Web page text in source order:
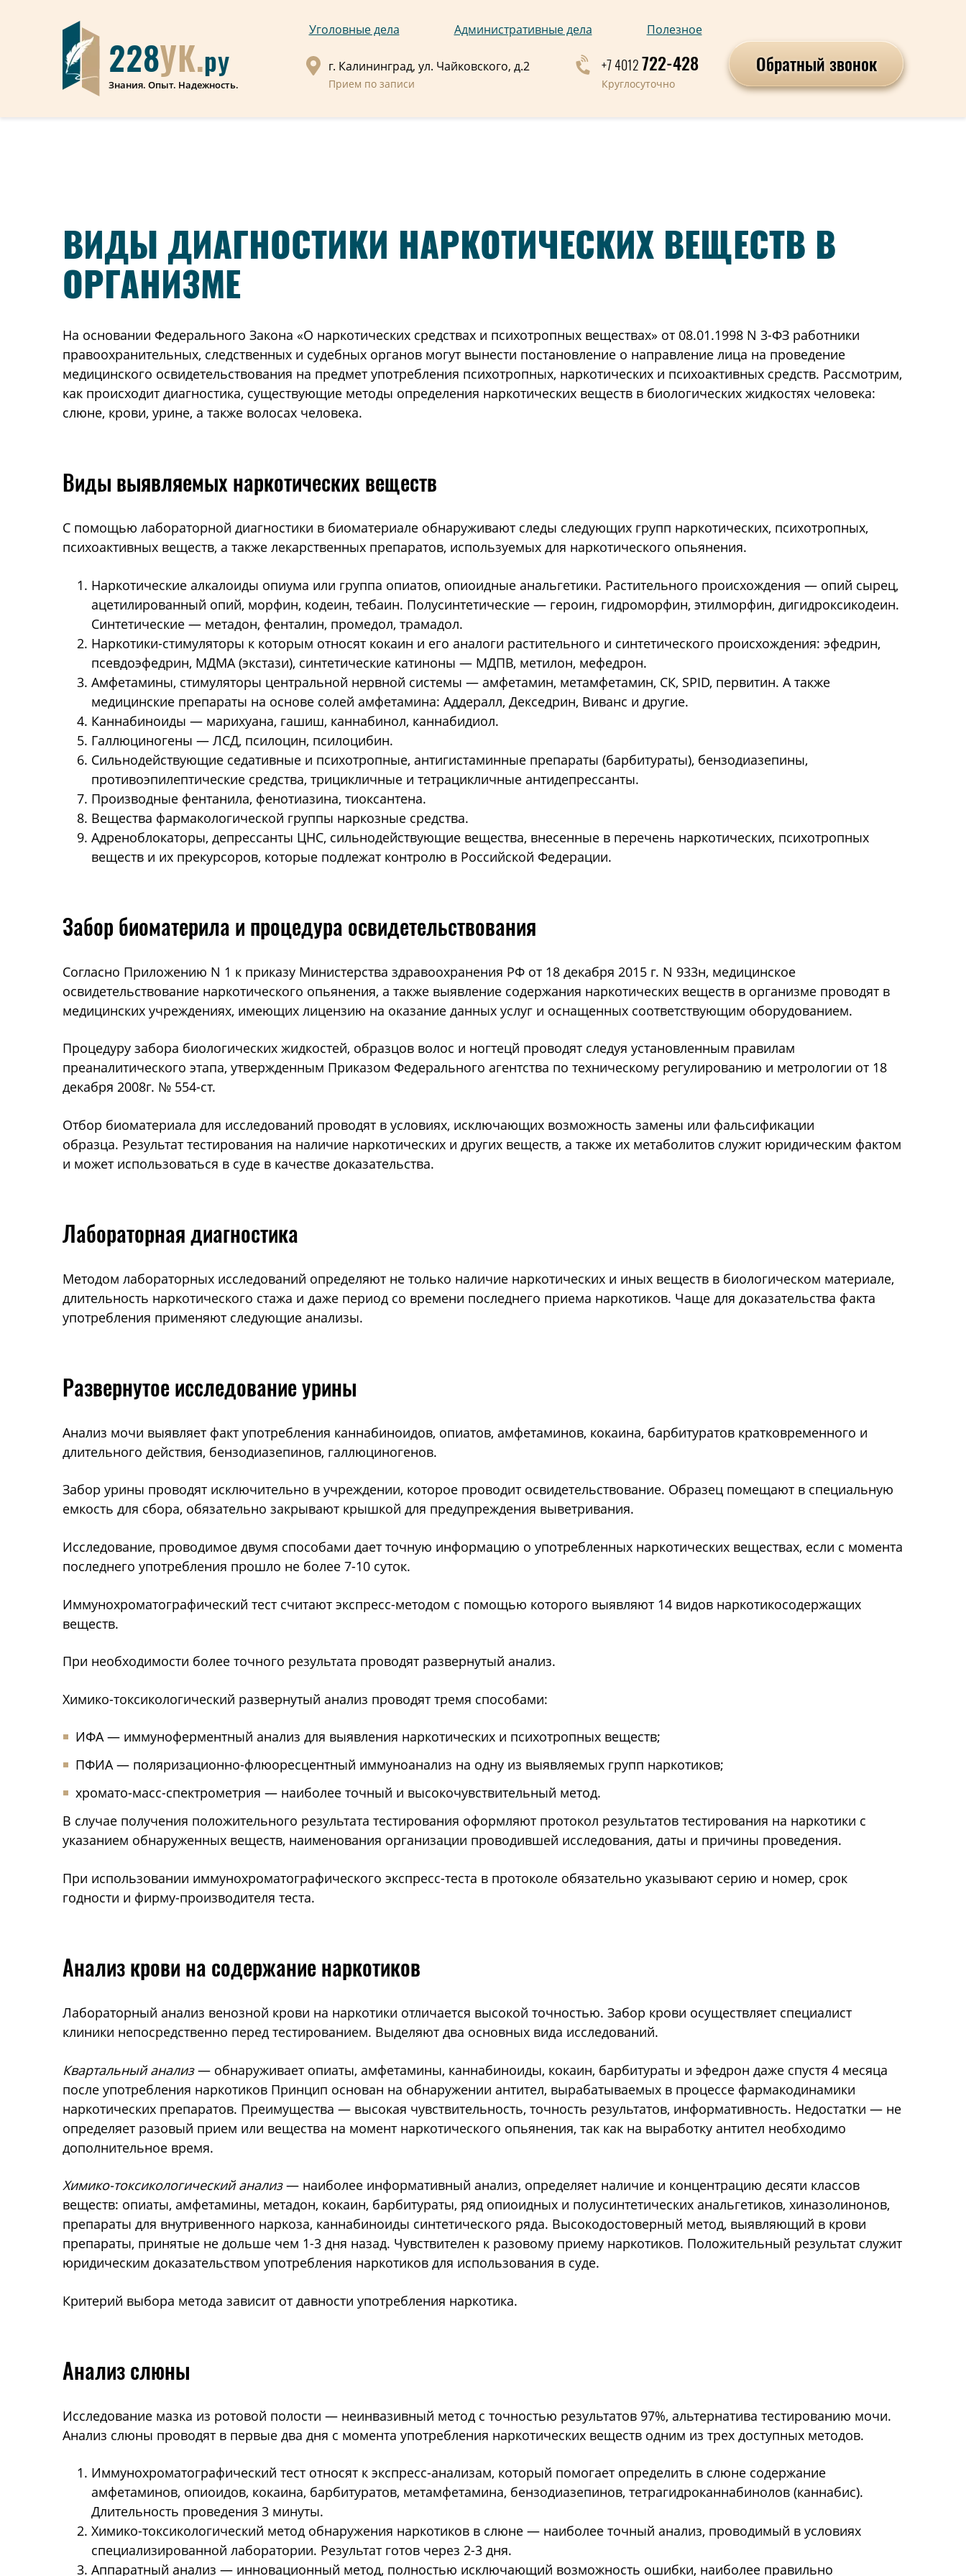
228УК.ру
Знания. Опыт. Надежность.
Уголовные дела Административные дела Полезное
г. Калининград, ул. Чайковского, д.2
Прием по записи
+7 4012722-428
Круглосуточно
Обратный звонок
ВИДЫ ДИАГНОСТИКИ НАРКОТИЧЕСКИХ ВЕЩЕСТВ В
ОРГАНИЗМЕ
На основании Федерального Закона «О наркотических средствах и психотропных веществах» от 08.01.1998 N 3-ФЗ работники
правоохранительных, следственных и судебных органов могут вынести постановление о направление лица на проведение
медицинского освидетельствования на предмет употребления психотропных, наркотических и психоактивных средств. Рассмотрим,
как происходит диагностика, существующие методы определения наркотических веществ в биологических жидкостях человека:
слюне, крови, урине, а также волосах человека.
Виды выявляемых наркотических веществ
С помощью лабораторной диагностики в биоматериале обнаруживают следы следующих групп наркотических, психотропных,
психоактивных веществ, а также лекарственных препаратов, используемых для наркотического опьянения.
Наркотические алкалоиды опиума или группа опиатов, опиоидные анальгетики. Растительного происхождения — опий сырец,
ацетилированный опий, морфин, кодеин, тебаин. Полусинтетические — героин, гидроморфин, этилморфин, дигидроксикодеин.
Синтетические — метадон, фенталин, промедол, трамадол.
Наркотики-стимуляторы к которым относят кокаин и его аналоги растительного и синтетического происхождения: эфедрин,
псевдоэфедрин, МДМА (экстази), синтетические катиноны — МДПВ, метилон, мефедрон.
Амфетамины, стимуляторы центральной нервной системы — амфетамин, метамфетамин, СК, SPID, первитин. А также
медицинские препараты на основе солей амфетамина: Аддералл, Декседрин, Виванс и другие.
Каннабиноиды — марихуана, гашиш, каннабинол, каннабидиол.
Галлюциногены — ЛСД, псилоцин, псилоцибин.
Сильнодействующие седативные и психотропные, антигистаминные препараты (барбитураты), бензодиазепины,
противоэпилептические средства, трицикличные и тетрацикличные антидепрессанты.
Производные фентанила, фенотиазина, тиоксантена.
Вещества фармакологической группы наркозные средства.
Адреноблокаторы, депрессанты ЦНС, сильнодействующие вещества, внесенные в перечень наркотических, психотропных
веществ и их прекурсоров, которые подлежат контролю в Российской Федерации.
Забор биоматерила и процедура освидетельствования
Согласно Приложению N 1 к приказу Министерства здравоохранения РФ от 18 декабря 2015 г. N 933н, медицинское
освидетельствование наркотического опьянения, а также выявление содержания наркотических веществ в организме проводят в
медицинских учреждениях, имеющих лицензию на оказание данных услуг и оснащенных соответствующим оборудованием.
Процедуру забора биологических жидкостей, образцов волос и ногтецй проводят следуя установленным правилам
преаналитического этапа, утвержденным Приказом Федерального агентства по техническому регулированию и метрологии от 18
декабря 2008г. № 554-ст.
Отбор биоматериала для исследований проводят в условиях, исключающих возможность замены или фальсификации
образца. Результат тестирования на наличие наркотических и других веществ, а также их метаболитов служит юридическим фактом
и может использоваться в суде в качестве доказательства.
Лабораторная диагностика
Методом лабораторных исследований определяют не только наличие наркотических и иных веществ в биологическом материале,
длительность наркотического стажа и даже период со времени последнего приема наркотиков. Чаще для доказательства факта
употребления применяют следующие анализы.
Развернутое исследование урины
Анализ мочи выявляет факт употребления каннабиноидов, опиатов, амфетаминов, кокаина, барбитуратов кратковременного и
длительного действия, бензодиазепинов, галлюциногенов.
Забор урины проводят исключительно в учреждении, которое проводит освидетельствование. Образец помещают в специальную
емкость для сбора, обязательно закрывают крышкой для предупреждения выветривания.
Исследование, проводимое двумя способами дает точную информацию о употребленных наркотических веществах, если с момента
последнего употребления прошло не более 7-10 суток.
Иммунохроматографический тест считают экспресс-методом с помощью которого выявляют 14 видов наркотикосодержащих
веществ.
При необходимости более точного результата проводят развернутый анализ.
Химико-токсикологический развернутый анализ проводят тремя способами:
ИФА — иммуноферментный анализ для выявления наркотических и психотропных веществ;
ПФИА — поляризационно-флюоресцентный иммуноанализ на одну из выявляемых групп наркотиков;
хромато-масс-спектрометрия — наиболее точный и высокочувствительный метод.
В случае получения положительного результата тестирования оформляют протокол результатов тестирования на наркотики с
указанием обнаруженных веществ, наименования организации проводившей исследования, даты и причины проведения.
При использовании иммунохроматографического экспресс-теста в протоколе обязательно указывают серию и номер, срок
годности и фирму-производителя теста.
Анализ крови на содержание наркотиков
Лабораторный анализ венозной крови на наркотики отличается высокой точностью. Забор крови осуществляет специалист
клиники непосредственно перед тестированием. Выделяют два основных вида исследований.
Квартальный анализ— обнаруживает опиаты, амфетамины, каннабиноиды, кокаин, барбитураты и эфедрон даже спустя 4 месяца
после употребления наркотиков Принцип основан на обнаружении антител, вырабатываемых в процессе фармакодинамики
наркотических препаратов. Преимущества — высокая чувствительность, точность результатов, информативность. Недостатки — не
определяет разовый прием или вещества на момент наркотического опьянения, так как на выработку антител необходимо
дополнительное время.
Химико-токсикологический анализ— наиболее информативный анализ, определяет наличие и концентрацию десяти классов
веществ: опиаты, амфетамины, метадон, кокаин, барбитураты, ряд опиоидных и полусинтетических анальгетиков, хиназолинонов,
препараты для внутривенного наркоза, каннабиноиды синтетического ряда. Высокодостоверный метод, выявляющий в крови
препараты, принятые не дольше чем 1-3 дня назад. Чувствителен к разовому приему наркотиков. Положительный результат служит
юридическим доказательством употребления наркотиков для использования в суде.
Критерий выбора метода зависит от давности употребления наркотика.
Анализ слюны
Исследование мазка из ротовой полости — неинвазивный метод с точностью результатов 97%, альтернатива тестированию мочи.
Анализ слюны проводят в первые два дня с момента употребления наркотических веществ одним из трех доступных методов.
Иммунохроматографический тест относят к экспресс-анализам, который помогает определить в слюне содержание
амфетаминов, опиоидов, кокаина, барбитуратов, метамфетамина, бензодиазепинов, тетрагидроканнабинолов (каннабис).
Длительность проведения 3 минуты.
Химико-токсикологический метод обнаружения наркотиков в слюне — наиболее точный анализ, проводимый в условиях
специализированной лаборатории. Результат готов через 2-3 дня.
Аппаратный анализ — инновационный метод, полностью исключающий возможность ошибки, наиболее правильно